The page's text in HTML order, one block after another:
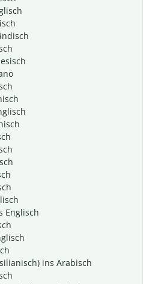
Englisch
ins Arabisch